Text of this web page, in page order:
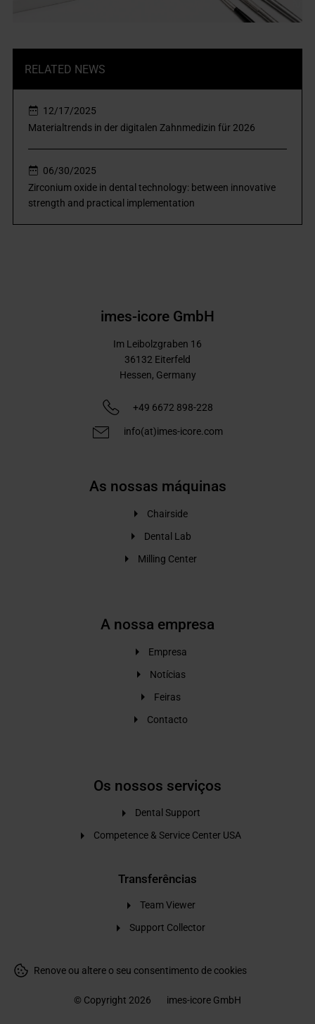
RELATED NEWS
12/17/2025
Materialtrends in der digitalen Zahnmedizin für 2026
06/30/2025
Zirconium oxide in dental technology: between innovative
strength and practical implementation
imes-icore GmbH
Im Leibolzgraben 16
36132 Eiterfeld
Hessen, Germany
+49 6672 898-228
info(at)imes-icore.com
As nossas máquinas
Chairside
Dental Lab
Milling Center
A nossa empresa
Empresa
Notícias
Feiras
Contacto
Os nossos serviços
Dental Support
Competence & Service Center USA
Transferências
Team Viewer
Support Collector
Renove ou altere o seu consentimento de cookies
© Copyright 2026 imes-icore GmbH